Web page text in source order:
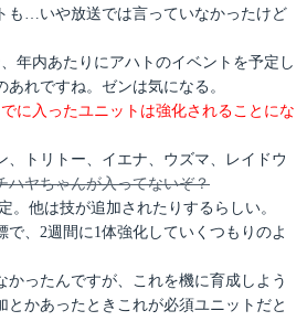
も…いや放送では言っていなかったけど
年内あたりにアハトのイベントを予定し
れですね。ゼンは気になる。
に入ったユニットは強化されることにな
、トリトー、イエナ、ウズマ、レイドウ
ハヤちゃんが入ってないぞ？
。他は技が追加されたりするらしい。
で、2週間に1体強化していくつもりのよ
かったんですが、これを機に育成しよう
とかあったときこれが必須ユニットだと